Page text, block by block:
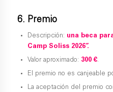
6. Premio
Descripción: una beca
Camp Soliss 2026”.
Valor aproximado: 300 €.
El premio no es canjeable
La aceptación del premio